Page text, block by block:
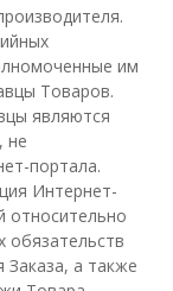
им
Товаров.
являются
не
портала.
Интернет-
относительно
обязательств
Заказа, а также